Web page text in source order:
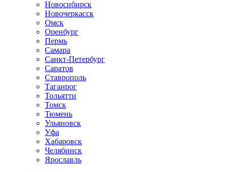
Новосибирск
Новочеркаcск
Омск
Оренбург
Пермь
Самара
Санкт-Петербург
Саратов
Ставрополь
Таганрог
Тольятти
Томск
Тюмень
Ульяновск
Уфа
Хабаровск
Челябинск
Ярославль